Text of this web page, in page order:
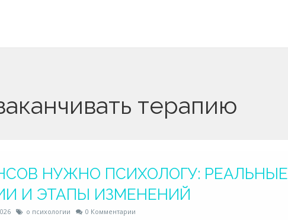
терапию
НУЖНО ПСИХОЛОГУ: РЕАЛЬНЫЕ
И ЭТАПЫ ИЗМЕНЕНИЙ
о психологии 0 Комментарии